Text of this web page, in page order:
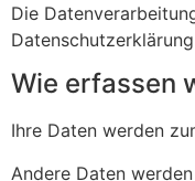
Die
Wie erfassen
Ihre Daten werden
Andere Daten